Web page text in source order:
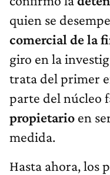
quien se
comercial de la
giro en la
trata del primer
parte del núcleo
propietario en
medida.
Hasta ahora, los